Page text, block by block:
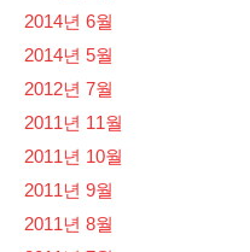
2014년 6월
2014년 5월
2012년 7월
2011년 11월
2011년 10월
2011년 9월
2011년 8월